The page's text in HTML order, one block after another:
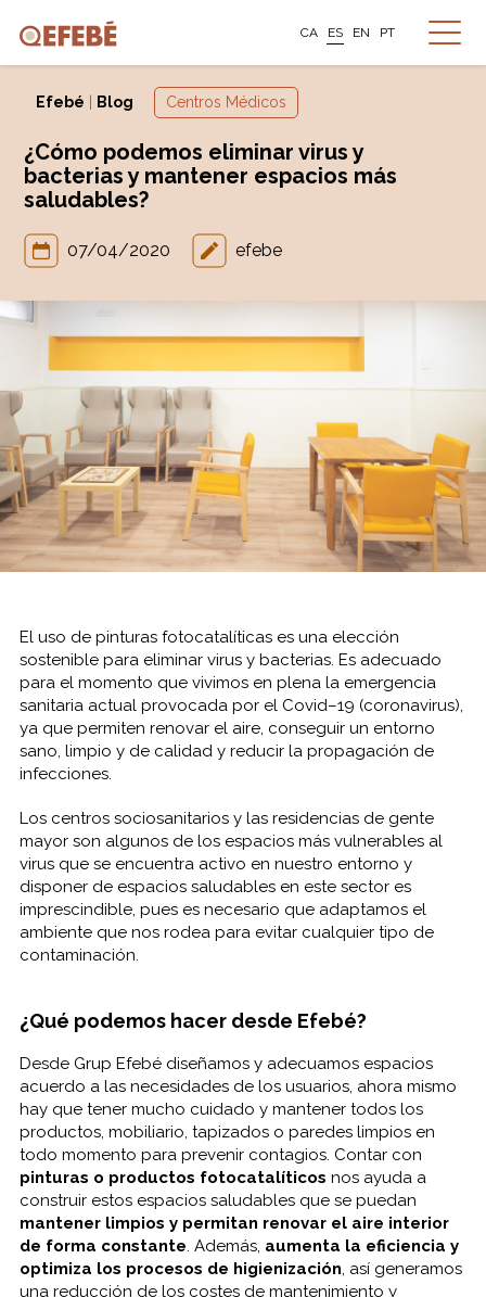
CA ES EN PT
Efebé Blog Centros Médicos
¿Cómo podemos eliminar virus y
bacterias y mantener espacios más
saludables?
07/04/2020 efebe
El uso de pinturas fotocatalíticas es una elección
sostenible para eliminar virus y bacterias. Es adecuado
para el momento que vivimos en plena la emergencia
sanitaria actual provocada por el Covid–19 (coronavirus),
ya que permiten renovar el aire, conseguir un entorno
sano, limpio y de calidad y reducir la propagación de
infecciones.
Los centros sociosanitarios y las residencias de gente
mayor son algunos de los espacios más vulnerables al
virus que se encuentra activo en nuestro entorno y
disponer de espacios saludables en este sector es
imprescindible, pues es necesario que adaptamos el
ambiente que nos rodea para evitar cualquier tipo de
contaminación.
¿Qué podemos hacer desde Efebé?
Desde Grup Efebé diseñamos y adecuamos espacios
acuerdo a las necesidades de los usuarios, ahora mismo
hay que tener mucho cuidado y mantener todos los
productos, mobiliario, tapizados o paredes limpios en
todo momento para prevenir contagios. Contar con
pinturas o productos fotocatalíticos nos ayuda a
construir estos espacios saludables que se puedan
mantener limpios y permitan renovar el aire interior
de forma constante. Además, aumenta la eficiencia y
optimiza los procesos de higienización, así generamos
una reducción de los costes de mantenimiento y